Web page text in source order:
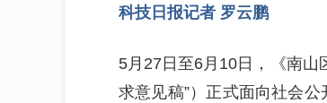
科技日报记者 罗云鹏
5月27日至6月10日，《南山
求意见稿”）正式面向社会